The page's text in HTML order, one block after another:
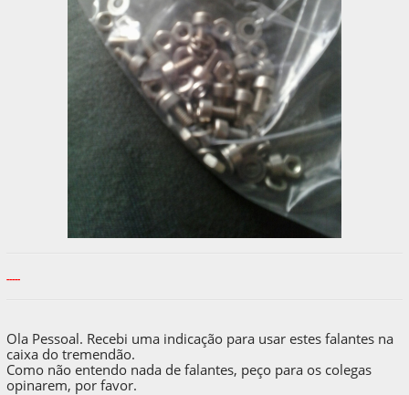
-----
Ola Pessoal. Recebi uma indicação para usar estes falantes na
caixa do tremendão.
Como não entendo nada de falantes, peço para os colegas
opinarem, por favor.